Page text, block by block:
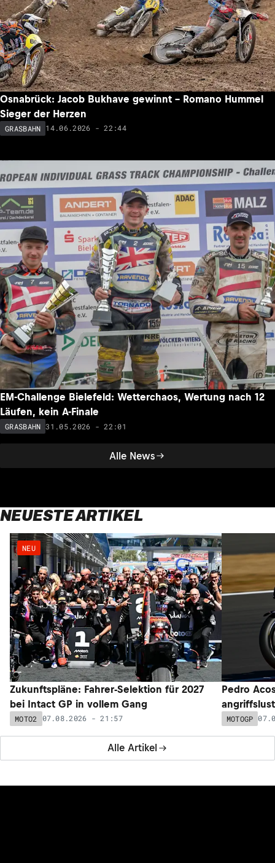
Alle News
Osnabrück: Jacob Bukhave gewinnt – Romano Hummel
Sieger der Herzen
GRASBAHN 14.06.2026 - 22:44
EM-Challenge Bielefeld: Wetterchaos, Wertung nach 12
Läufen, kein A-Finale
GRASBAHN 31.05.2026 - 22:01
NEUESTE ARTIKEL
Alle Artikel
NEU
Zukunftspläne: Fahrer-Selektion für 2027
bei Intact GP in vollem Gang
MOTO2 07.08.2026 - 21:57
Pedro
MOTOGP